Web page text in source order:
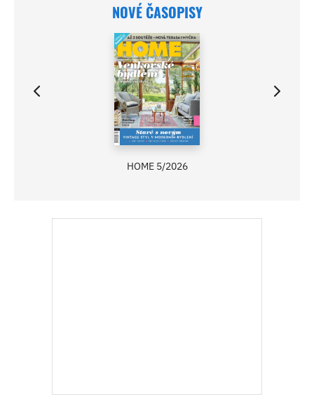
NOVÉ ČASOPISY
HOME 5/2026